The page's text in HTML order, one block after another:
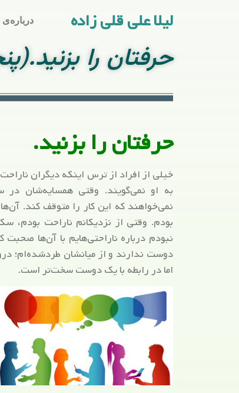
لیلا علی قلی زاده
حرفتان را
حرفتان را بزنید.
خیلی از افراد از ترس اینکه دیگران
به او نمی‌گویند. وقتی همسایه‌شان در
نمی‌خواهند که این کار را متوقف کند.
بودم. وقتی از نزدیکانم ناراحت بودم،
نبودم درباره ناراحتی‌هایم با آن‌ها
دوست ندارند و از میانشان طردشده‌ام؛
اما در رابطه با یک دوست سخت‌تر است.